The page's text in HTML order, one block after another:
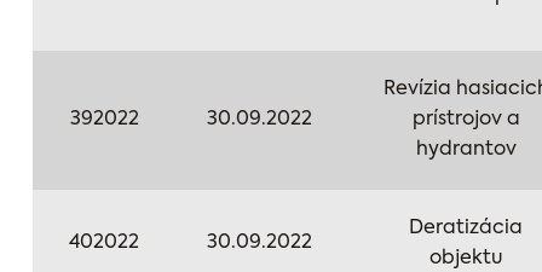
392022 30.09.2022
Revízia
prístrojov a
hydrantov
402022 30.09.2022
Deratizácia
objektu